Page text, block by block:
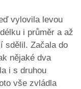
vylovila levou
i průměr a až
sdělil. Začala do
nějaké dva
i s druhou
vše zvládla